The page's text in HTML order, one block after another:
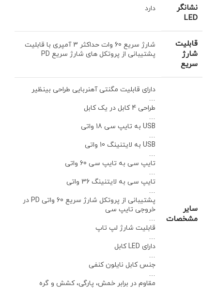
نشانگر
LED
دارد
قابلیت
شارژ
سریع
شارژ سریع 60 وات حداکثر 3 آمپری با قابلیت
پشتیبانی از پروتکل های شارژ سریع PD
سایر
مشخصات
دارای قابلیت مگنتی آهنربایی طراحی بینظیر
…
طراحی 4 کابل در یک کابل
…
USB به تایپ سی 18 واتی
…
USB به لایتنینگ 10 واتی
…
تایپ سی به تایپ سی 60 واتی
…
تایپ سی به لایتنینگ 36 واتی
…
پشتیبانی از پروتکل شارژ سریع 60 واتی PD در
خروجی تایپ سی
…
قابلیت شارژ لپ تاپ
…
دارای LED کابل
…
جنس کابل نایلون کنفی
…
مقاوم در برابر خمش، پارگی، کشش و گره